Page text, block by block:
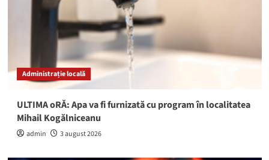
Administrație locală
ULTIMA oRĂ: Apa va fi furnizată cu program în localitatea
Mihail Kogălniceanu
admin 3 august 2026